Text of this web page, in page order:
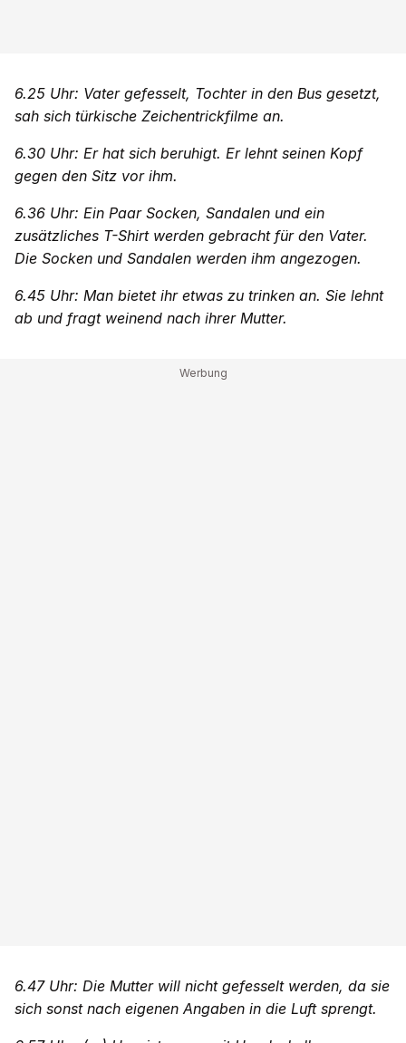
6.25 Uhr: Vater gefesselt, Tochter in den Bus gesetzt,
sah sich türkische Zeichentrickfilme an.
6.30 Uhr: Er hat sich beruhigt. Er lehnt seinen Kopf
gegen den Sitz vor ihm.
6.36 Uhr: Ein Paar Socken, Sandalen und ein
zusätzliches T-Shirt werden gebracht für den Vater.
Die Socken und Sandalen werden ihm angezogen.
6.45 Uhr: Man bietet ihr etwas zu trinken an. Sie lehnt
ab und fragt weinend nach ihrer Mutter.
6.47 Uhr: Die Mutter will nicht gefesselt werden, da sie
sich sonst nach eigenen Angaben in die Luft sprengt.